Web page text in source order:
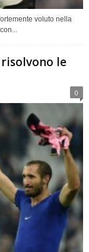
voluto nella
le
0